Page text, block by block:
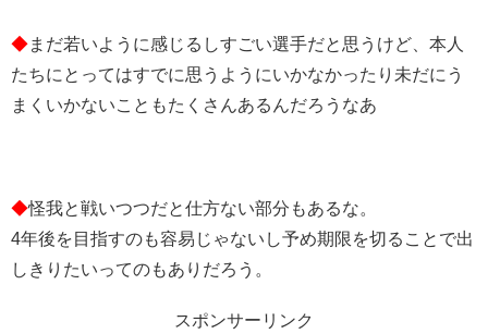
◆まだ若いように感じるしすごい選手だと思うけど、本人
たちにとってはすでに思うようにいかなかったり未だにう
まくいかないこともたくさんあるんだろうなあ
◆怪我と戦いつつだと仕方ない部分もあるな。
4年後を目指すのも容易じゃないし予め期限を切ることで出
しきりたいってのもありだろう。
スポンサーリンク